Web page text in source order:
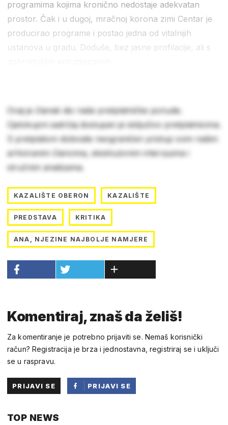
programima kojima kronično nedostaje adekvatan
prostor. Čak i u dugoj, mračnoj korona zimi Centar je
producirao programe i postao jedna od vitalnijih
ustanova u gradu. Doduše, bez jasne profilacije, ali s
Ovaj je članak dio naše pretplatničke ponude.
Cjelokupni sadržaj dostupan je isključivo pretplatnicima.
S pretplatom dobivate neograničen pristup svim našim
arhiviranim člancima, ekskluzivnim intervjuima i
stručnim analizama.
KAZALIŠTE OBERON KAZALIŠTE
PREDSTAVA KRITIKA
ANA, NJEZINE NAJBOLJE NAMJERE
Komentiraj, znaš da želiš!
Za komentiranje je potrebno prijaviti se. Nemaš korisnički
račun? Registracija je brza i jednostavna, registriraj se i uključi
se u raspravu.
PRIJAVI SE
PRIJAVI SE
TOP NEWS